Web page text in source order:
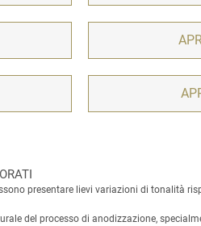
presentare lievi variazioni di tonalità
del processo di anodizzazione,